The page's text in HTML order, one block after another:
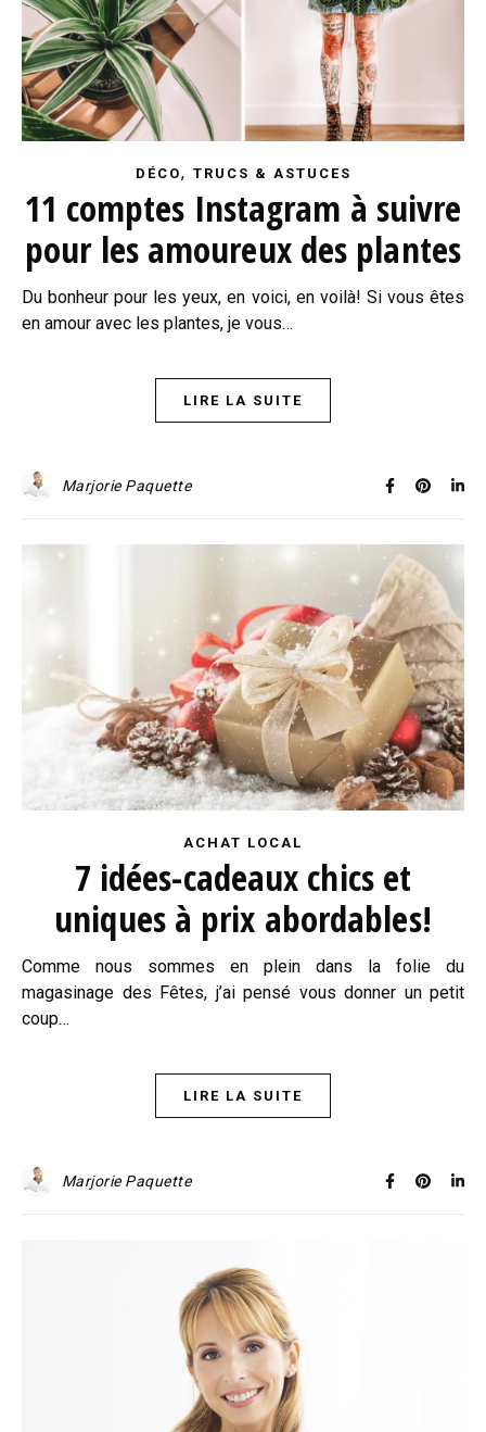
DÉCO, TRUCS & ASTUCES
11 comptes Instagram à suivre
pour les amoureux des plantes
Du bonheur pour les yeux, en voici, en voilà! Si vous êtes
en amour avec les plantes, je vous…
LIRE LA SUITE
Marjorie Paquette
ACHAT LOCAL
7 idées-cadeaux chics et
uniques à prix abordables!
Comme nous sommes en plein dans la folie du
magasinage des Fêtes, j’ai pensé vous donner un petit
coup…
LIRE LA SUITE
Marjorie Paquette